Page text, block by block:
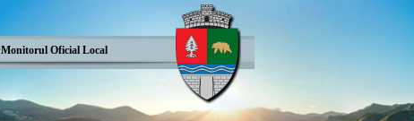
Monitorul Oficial Local